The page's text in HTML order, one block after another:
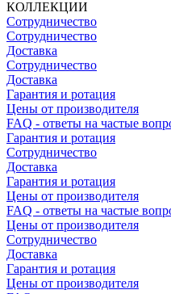
КОЛЛЕКЦИИ
Сотрудничество
Сотрудничество
Доставка
Сотрудничество
Доставка
Гарантия и ротация
Цены от производителя
FAQ - ответы на частые
Гарантия и ротация
Сотрудничество
Доставка
Гарантия и ротация
Цены от производителя
FAQ - ответы на частые
Цены от производителя
Сотрудничество
Доставка
Гарантия и ротация
Цены от производителя